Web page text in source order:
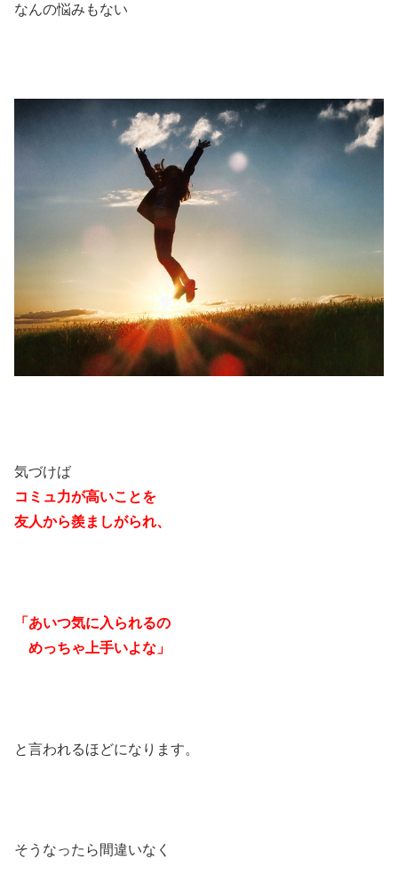
なんの悩みもない
気づけば
コミュ力が高いことを
友人から羨ましがられ、
「あいつ気に入られるの
めっちゃ上手いよな」
と言われるほどになります。
そうなったら間違いなく